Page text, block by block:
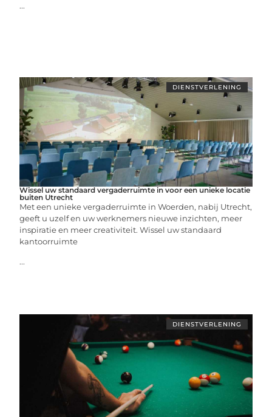
...
DIENSTVERLENING
Wissel uw standaard vergaderruimte in voor een unieke locatie
buiten Utrecht
Met een unieke vergaderruimte in Woerden, nabij Utrecht,
geeft u uzelf en uw werknemers nieuwe inzichten, meer
inspiratie en meer creativiteit. Wissel uw standaard
kantoorruimte
...
DIENSTVERLENING